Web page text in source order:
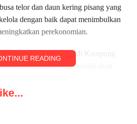
telor dan daun kering pisang yang
dengan baik dapat menimbulkan
perekonomian.
oleh seorang pemuda di Kampung
Kragilan yang perduli akan
bila dibiarkan dapat menimbulkan
READING